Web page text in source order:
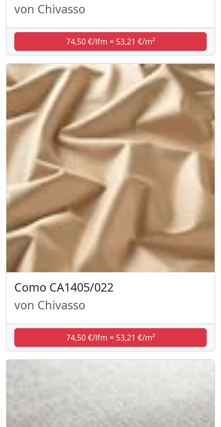
von Chivasso
74,50 €/lfm = 53,21 €/m²
Como CA1405/022
von Chivasso
74,50 €/lfm = 53,21 €/m²